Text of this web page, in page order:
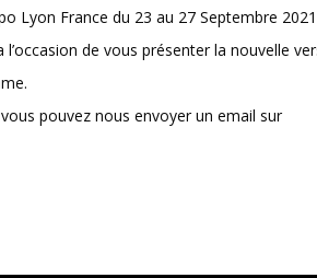
Lyon France du 23 au 27 Septembre
l’occasion de vous présenter la nouvelle
pouvez nous envoyer un email sur